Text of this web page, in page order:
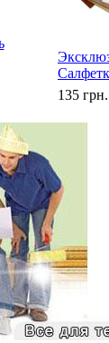
135 грн.